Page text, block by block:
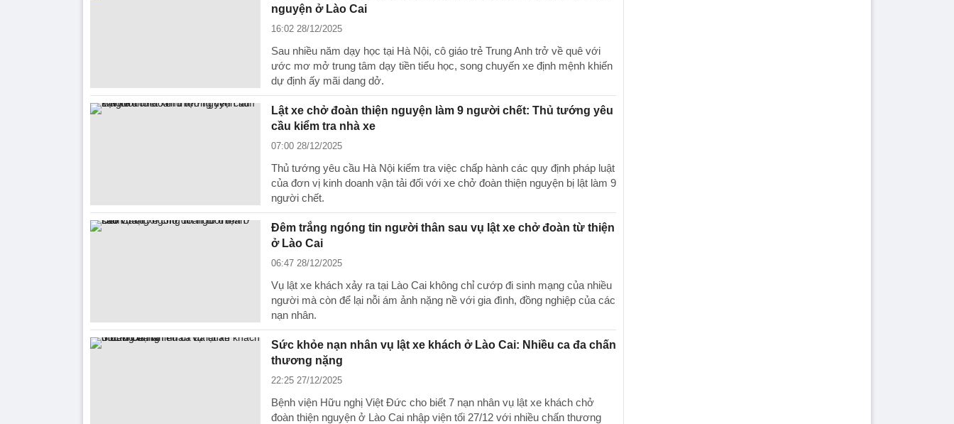
nguyện ở Lào Cai
16:02 28/12/2025
Sau nhiều năm dạy học tại Hà Nội, cô giáo trẻ Trung Anh trở về quê với
ước mơ mở trung tâm dạy tiền tiểu học, song chuyến xe định mệnh khiến
dự định ấy mãi dang dở.
Lật xe chở đoàn thiện nguyện làm 9 người chết: Thủ tướng yêu
cầu kiểm tra nhà xe
07:00 28/12/2025
Thủ tướng yêu cầu Hà Nội kiểm tra việc chấp hành các quy định pháp luật
của đơn vị kinh doanh vận tải đối với xe chở đoàn thiện nguyện bị lật làm 9
người chết.
Đêm trắng ngóng tin người thân sau vụ lật xe chở đoàn từ thiện
ở Lào Cai
06:47 28/12/2025
Vụ lật xe khách xảy ra tại Lào Cai không chỉ cướp đi sinh mạng của nhiều
người mà còn để lại nỗi ám ảnh nặng nề với gia đình, đồng nghiệp của các
nạn nhân.
Sức khỏe nạn nhân vụ lật xe khách ở Lào Cai: Nhiều ca đa chấn
thương nặng
22:25 27/12/2025
Bệnh viện Hữu nghị Việt Đức cho biết 7 nạn nhân vụ lật xe khách chở
đoàn thiện nguyện ở Lào Cai nhập viện tối 27/12 với nhiều chấn thương